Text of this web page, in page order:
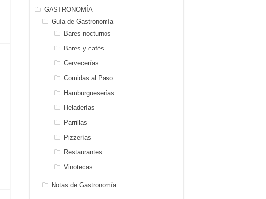
GASTRONOMÍA
Guía de Gastronomía
Bares nocturnos
Bares y cafés
Cervecerías
Comidas al Paso
Hamburgueserías
Heladerías
Parrillas
Pizzerías
Restaurantes
Vinotecas
Notas de Gastronomía